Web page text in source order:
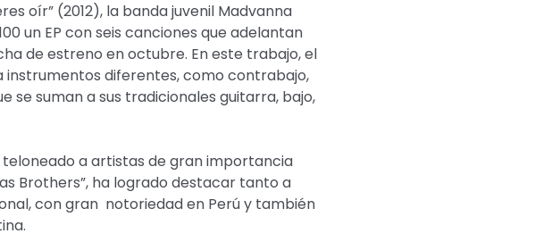
oír” (2012), la banda juvenil Madvanna
un EP con seis canciones que adelantan
de estreno en octubre. En este trabajo, el
diferentes, como contrabajo,
se suman a sus tradicionales guitarra, bajo,
teloneado a artistas de gran importancia
Brothers”, ha logrado destacar tanto a
con gran notoriedad en Perú y también